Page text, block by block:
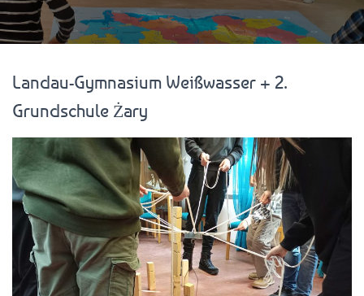
H
Landau-Gymnasium Weißwasser + 2.
Grundschule Żary